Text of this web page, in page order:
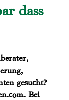
dass
gesucht?
Bei